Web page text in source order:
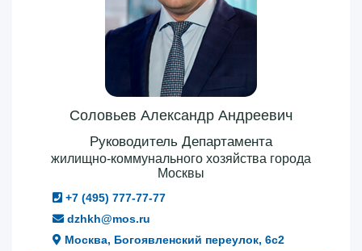
Соловьев Александр Андреевич
Руководитель Департамента
жилищно-коммунального хозяйства города
Москвы
+7 (495) 777-77-77
dzhkh@mos.ru
Москва, Богоявленский переулок, 6с2